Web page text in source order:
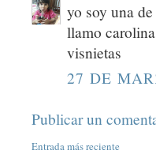
yo soy una
llamo
visnietas
27 DE
Publicar un
Entrada más reciente